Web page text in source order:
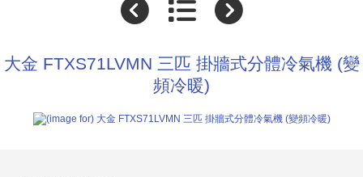
大金 FTXS71LVMN 三匹 掛牆式分體冷氣機 (變
頻冷暖)